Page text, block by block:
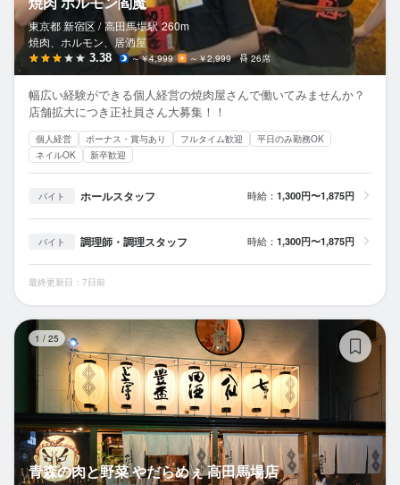
東京都 新宿区 / 高田馬場駅 260m
焼肉、ホルモン、居酒屋
3.38 ～￥4,999 ～￥2,999 26席
幅広い経験ができる個人経営の焼肉屋さんで働いてみませんか？
店舗拡大につき正社員さん大募集！！
個人経営 ボーナス・賞与あり フルタイム歓迎
平日のみ勤務OK
ネイルOK
新卒歓迎
バイト ホールスタッフ 時給： 1,300円〜1,875円
バイト 調理師・調理スタッフ 時給： 1,300円〜1,875円
最終更新日：7日前
1 / 25
青森の肉と野菜 やだらめぇ 高田馬場店